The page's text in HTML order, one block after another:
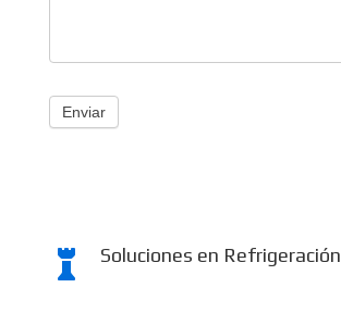
Enviar
 Soluciones en Refrigeración